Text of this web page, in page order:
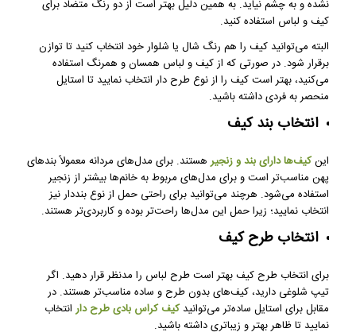
نشده و به چشم نیاید. به همین دلیل بهتر است از دو رنگ متضاد برای
کیف و لباس استفاده کنید.
البته می‌توانید کیف را هم رنگ شال یا شلوار خود انتخاب کنید تا توازن
برقرار شود. در صورتی که از کیف و لباس همسان و همرنگ استفاده
می‌کنید، بهتر است کیف را از نوع طرح دار انتخاب نمایید تا استایل
منحصر به فردی داشته باشید.
انتخاب بند کیف
اینکیف‌ها دارای بند و زنجیرهستند. برای مدل‌های مردانه معمولاً بندهای
پهن مناسب‌تر است و برای مدل‌های مربوط به خانم‌ها بیشتر از زنجیر
استفاده می‌شود. هرچند می‌توانید برای راحتی حمل از نوع بنددار نیز
انتخاب نمایید؛ زیرا حمل این مدل‌ها راحت‌تر بوده و کاربردی‌تر هستند.
انتخاب طرح کیف
برای انتخاب طرح کیف بهتر است طرح لباس را مدنظر قرار دهید. اگر
تیپ شلوغی دارید، کیف‌های بدون طرح و ساده مناسب‌تر هستند. در
مقابل برای استایل ساده‌تر می‌توانیدکیف کراس بادی طرح دارانتخاب
نمایید تا ظاهر بهتر و زیباتری داشته باشید.